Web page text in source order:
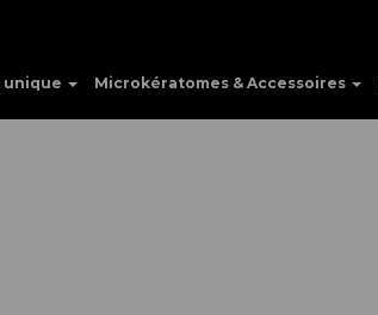
unique Microkératomes & Accessoires